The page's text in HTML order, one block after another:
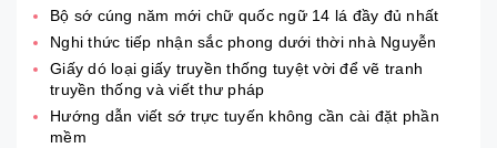
Bộ sớ cúng năm mới chữ quốc ngữ 14 lá đầy đủ nhất
Nghi thức tiếp nhận sắc phong dưới thời nhà Nguyễn
Giấy dó loại giấy truyền thống tuyệt vời để vẽ tranh
truyền thống và viết thư pháp
Hướng dẫn viết sớ trực tuyến không cần cài đặt phần
mềm